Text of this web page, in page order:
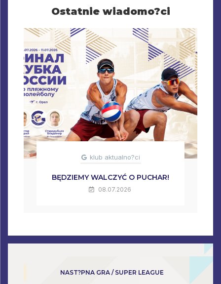
Ostatnie wiadomo?ci
klub aktualno?ci
BĘDZIEMY WALCZYĆ O PUCHAR!
08.07.2026
NAST?PNA GRA / SUPER LEAGUE